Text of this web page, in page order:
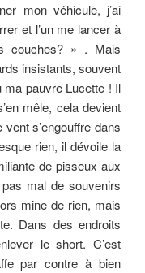
mon véhicule, j’ai
et l’un me lancer à
couches? » . Mais
insistants, souvent
ma pauvre Lucette ! Il
mêle, cela devient
s’engouffre dans
rien, il dévoile la
de pisseux aux
mal de souvenirs
mine de rien, mais
Dans des endroits
le short. C’est
par contre à bien